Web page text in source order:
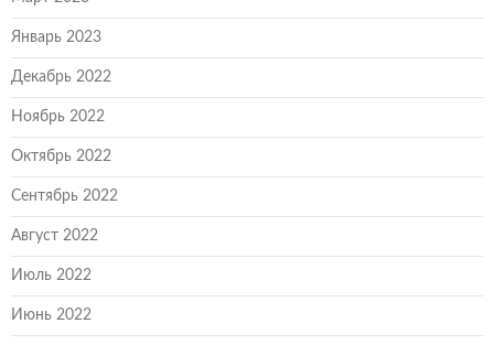
Январь 2023
Декабрь 2022
Ноябрь 2022
Октябрь 2022
Сентябрь 2022
Август 2022
Июль 2022
Июнь 2022